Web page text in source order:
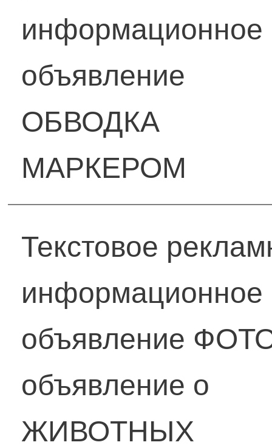
информационное
объявление
ОБВОДКА
МАРКЕРОМ
Текстовое
информационное
объявление
объявление о
ЖИВОТНЫХ